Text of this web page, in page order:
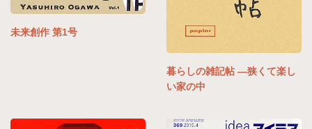
未来創作 第1号
暮らしの雑記帖 ―狭くて楽し
い家の中